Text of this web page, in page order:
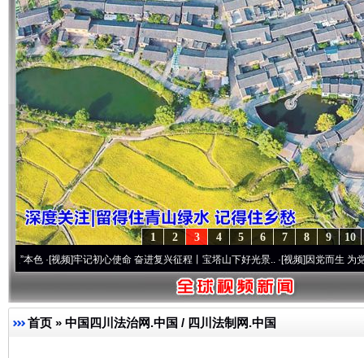
10
9
8
7
6
5
4
3
2
1
频]牢记初心使命 奋进复兴征程丨宝塔山下好光景..·[视频]因党而生 为党而战——百
首页 » 中国四川法治网.中国 / 四川法制网.中国